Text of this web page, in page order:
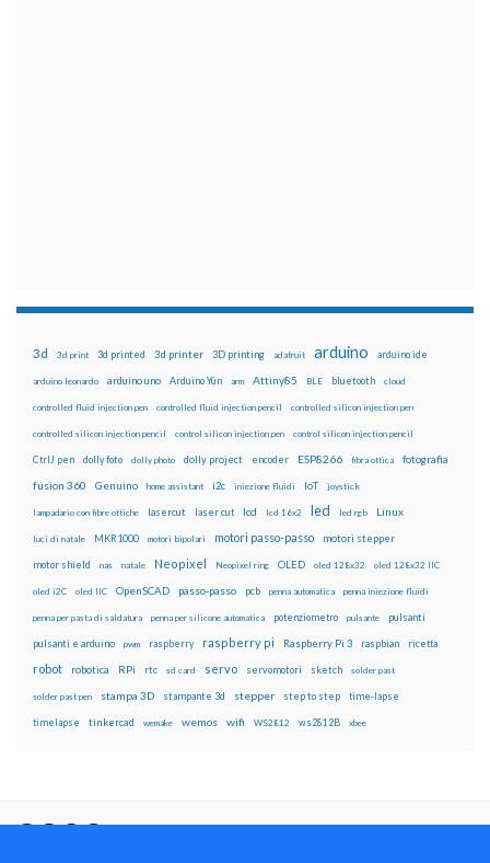
3d 3d print 3d printed 3d printer 3D printing adafruit arduino arduino ide
arduino leonardo arduino uno Arduino Yún arm Attiny85 BLE bluetooth cloud
controlled fluid injection pen controlled fluid injection pencil controlled silicon injection pen
controlled silicon injection pencil control silicon injection pen control silicon injection pencil
CtrlJ pen dolly foto dolly photo dolly project encoder ESP8266 fibra ottica fotografia
fusion 360 Genuino home assistant i2c iniezione fluidi IoT joystick
lampadario con fibre ottiche lasercut laser cut lcd lcd 16x2 led led rgb Linux
luci di natale MKR1000 motori bipolari motori passo-passo motori stepper
motor shield nas natale Neopixel Neopixel ring OLED oled 128x32 oled 128x32 IIC
oled i2C oled IIC OpenSCAD passo-passo pcb penna automatica penna iniezione fluidi
penna per pasta di saldatura penna per silicone automatica potenziometro pulsante pulsanti
pulsanti e arduino pwm raspberry raspberry pi Raspberry Pi 3 raspbian ricetta
robot robotica RPi rtc sd card servo servomotori sketch solder past
solder past pen stampa 3D stampante 3d stepper step to step time-lapse
timelapse tinkercad wemake wemos wifi WS2812 ws2812B xbee